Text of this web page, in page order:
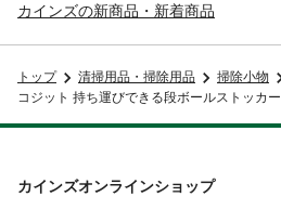
カインズの新商品・新着商品
トップ 清掃用品・掃除用品
掃除小物
コジット 持ち運びできる段ボールストッカー
カインズオンラインショップ